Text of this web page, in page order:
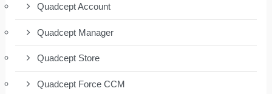
Quadcept Account
Quadcept Manager
Quadcept Store
Quadcept Force CCM